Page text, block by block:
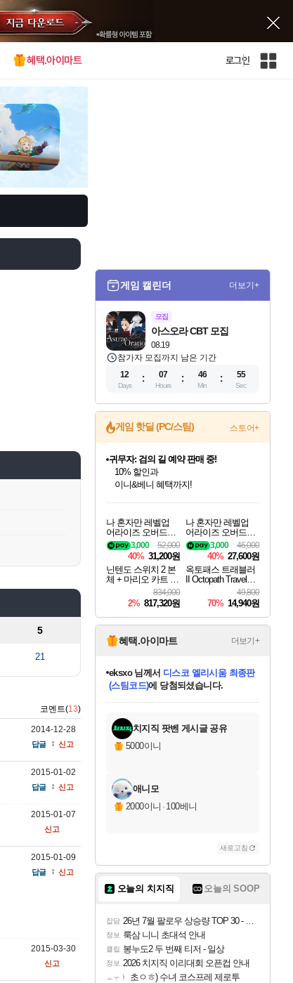
혜택.아이마트 로그인
인
5
21
코멘트(13)
2014-12-28
답글 신고
2015-01-02
답글 신고
2015-01-07
신고
2015-01-09
답글 신고
2015-03-30
신고
게임 캘린더 더보기+
모집
08.19
아스오라 CBT 모집
참가자 모집까지 남은 기간
12
Days
07
Hours
46
Min
54
Sec
게임 핫딜 (PC/스팀) 스토어+
최대 90% 할인가를 만나보세요!
네이버혜택과 함께 만나보세요!
50%할인&추가 적립까지!
귀무자: 검의 길 예약 판매 중!
10% 할인과
이니&베니 혜택까지!
네이버 혜택가와 함께 예약하세요!
할인&네이버혜택으로 만나보세요!
네이버페이 혜택과 만나보세요!
40주년 프로모션으로 만나보세요!
네이버 포인트 혜택까지!
할인가에 만나보세요!
일부 에디션 상시 할인!
혜택으로 예약 판매 중
편안하게 충전하세요
나 혼자만 레벨업
어라이즈 오버드라
이브 디럭스 에디션
Solo Leveling Arise
Overdrive Deluxe Edi
tion
52,000
3,000
40% 31,200원
나 혼자만 레벨업
어라이즈 오버드라
이브 Solo Leveling A
rise
46,000
3,000
40% 27,600원
닌텐도 스위치 2 본
체 + 마리오 카트 월
드 + 포켓몬 포코피
아 번들
834,000
2% 817,320원
옥토패스 트래블러
II Octopath Traveler I
49,800
70% 14,940원
혜택.아이마트 더보기+
당첨되셨습니다.
당첨되셨습니다.
eksxo님께서 디스코 엘리시움 최종판
(스팀코드)에 당첨되셨습니다.
당첨되셨습니다.
당첨되셨습니다.
에디션 (스팀코드)를 교환.
당첨되셨습니다.
당첨되셨습니다.
당첨되셨습니다.
당첨되셨습니다.
치지직 팟벤 게시글 공유
5000이니
애니모
2000이니 · 100베니
새로고침
오늘의 치지직 오늘의 SOOP
잡담 26년 7월 팔로우 상승량 TOP 30 - 월간 치지직
정보 룩삼 니니 초대석 안내
클립 봉누도2 두 번째 티저 - 일상
정보 2026 치지직 이리대회 오픈컵 안내
ㅗㅜㅑ 초ㅇㅎ) 수녀 코스프레 제로투